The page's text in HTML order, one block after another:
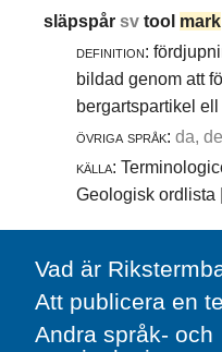
släpspårsvtool mark
definition:
bildad genom att
bergartspartikel ell
övriga språk: da,
källa:
Geologisk ordlista
Vad är
Att publicera en
Andra språk- och